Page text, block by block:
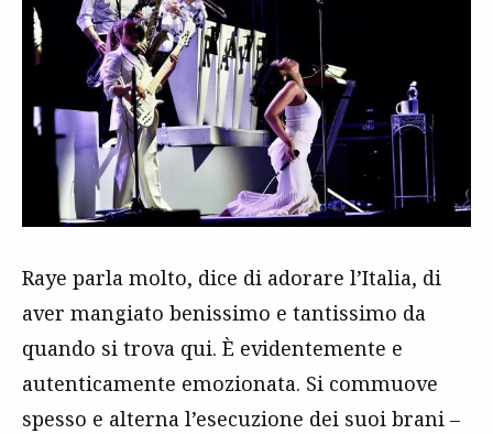
Raye parla molto, dice di adorare l’Italia, di
aver mangiato benissimo e tantissimo da
quando si trova qui. È evidentemente e
autenticamente emozionata. Si commuove
spesso e alterna l’esecuzione dei suoi brani –